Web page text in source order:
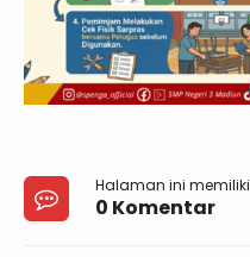
Halaman ini memiliki
0 Komentar